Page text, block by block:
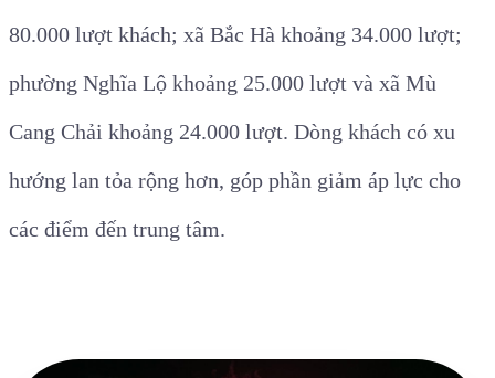
80.000 lượt khách; xã Bắc Hà khoảng 34.000 lượt;
phường Nghĩa Lộ khoảng 25.000 lượt và xã Mù
Cang Chải khoảng 24.000 lượt. Dòng khách có xu
hướng lan tỏa rộng hơn, góp phần giảm áp lực cho
các điểm đến trung tâm.